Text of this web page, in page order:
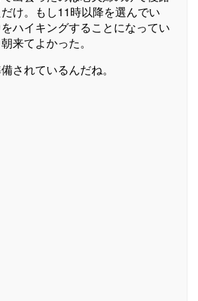
け。もし11時以降を選んでい
ハイキングすることになってい
来てよかった。
されているんだね。